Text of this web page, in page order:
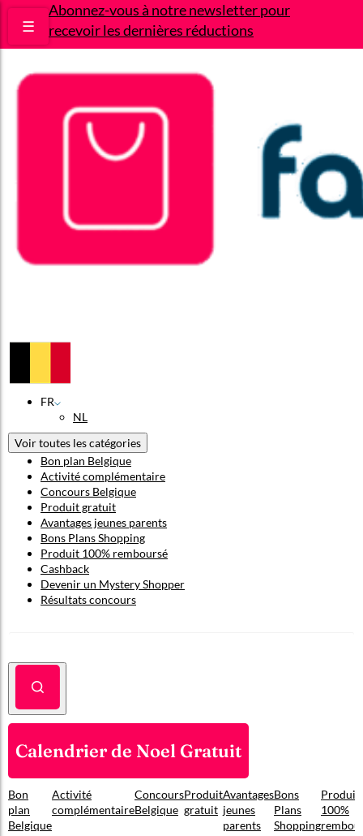
Abonnez-vous à notre newsletter pour
recevoir les dernières réductions
☰
FR
NL
Voir toutes les catégories
Bon plan Belgique
Activité complémentaire
Concours Belgique
Produit gratuit
Avantages jeunes parents
Bons Plans Shopping
Produit 100% remboursé
Cashback
Devenir un Mystery Shopper
Résultats concours
Calendrier de Noel Gratuit
Bon
plan
Belgique
Activité
complémentaire
Concours
Belgique
Produit
gratuit
Avantages
jeunes
parents
Bons
Plans
Shopping
Produit
100%